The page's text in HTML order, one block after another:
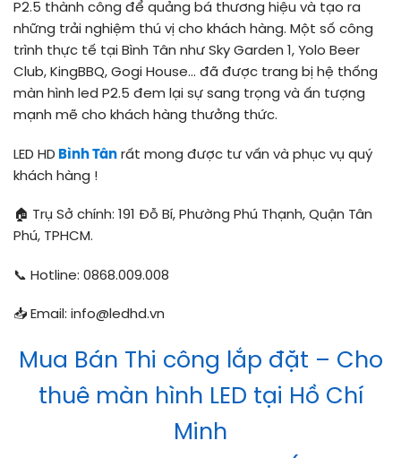
P2.5 thành công để quảng bá thương hiệu và tạo ra
những trải nghiệm thú vị cho khách hàng. Một số công
trình thực tế tại Bình Tân như Sky Garden 1, Yolo Beer
Club, KingBBQ, Gogi House… đã được trang bị hệ thống
màn hình led P2.5 đem lại sự sang trọng và ấn tượng
mạnh mẽ cho khách hàng thưởng thức.
LED HD Bình Tân rất mong được tư vấn và phục vụ quý
khách hàng !
🏠 Trụ Sở chính: 191 Đỗ Bí, Phường Phú Thạnh, Quận Tân
Phú, TPHCM.
📞 Hotline: 0868.009.008
📥 Email: info@ledhd.vn
Mua Bán Thi công lắp đặt – Cho
thuê màn hình LED tại Hồ Chí
Minh